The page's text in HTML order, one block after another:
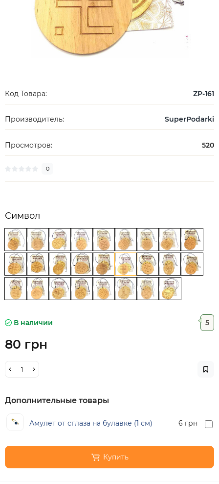
Код Товара: ZP-161
Производитель: SuperPodarki
Просмотров: 520
0
Символ
В наличии 5
80 грн
Дополнительные товары
Амулет от сглаза на булавке (1 см) 6 грн
Купить